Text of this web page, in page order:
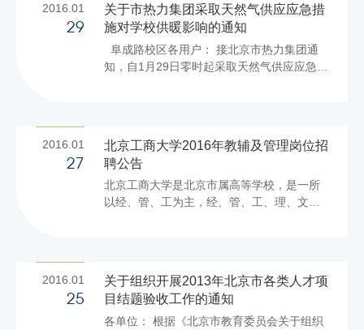
2016.01
29
关于市热力集团采取天然气供应应急措
施对学校供暖影响的通知
阜成路校区各用户： 接北京市热力集团通
知，自1月29日零时起采取天然气供应应急措
安排维修人员加强二次管网巡视、检修力
度，及时发现和处理故障。 在此也提醒各位
用户，随手关闭门窗，保持室内温度。住户
若发现自家暖气不热或发现上、下楼住户擅
2016.01
27
北京工商大学2016年教辅及管理岗位招
聘公告
北京工商大学是北京市属高等学校，是一所
以经、管、工为主，经、管、工、理、文、
校实际工作需要，现公开招聘教辅及管理岗
位人员，相关事项公告如下： 一、招聘条件
（一）遵纪守法，品质良好；热爱教育事
2016.01
25
关于组织开展2013年北京市各类人才项
目结题验收工作的通知
各单位： 根据《北京市教育委员会关于组织